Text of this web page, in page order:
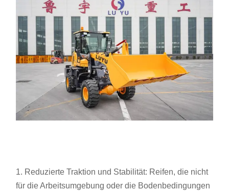
1. Reduzierte Traktion und Stabilität: Reifen, die nicht
für die Arbeitsumgebung oder die Bodenbedingungen